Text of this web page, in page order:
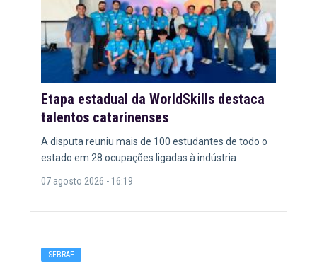
Etapa estadual da WorldSkills destaca
talentos catarinenses
A disputa reuniu mais de 100 estudantes de todo o
estado em 28 ocupações ligadas à indústria
07 agosto 2026 - 16:19
SEBRAE